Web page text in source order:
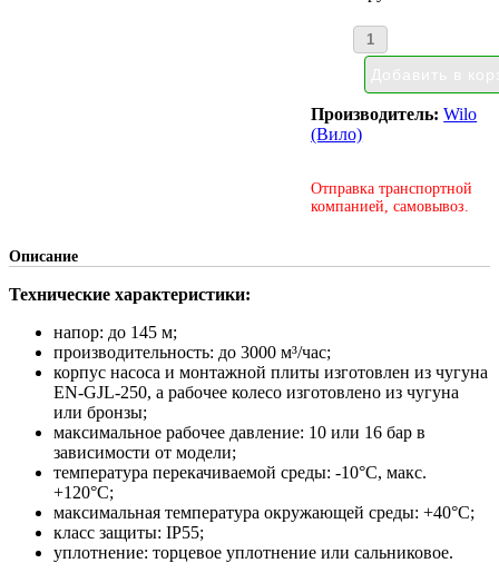
Производитель:Wilo
(Вило)
Отправка транспортной
компанией, самовывоз.
Описание
Технические характеристики:
напор: до 145 м;
производительность: до 3000 м³/час;
корпус насоса и монтажной плиты изготовлен из чугуна
EN-GJL-250, а рабочее колесо изготовлено из чугуна
или бронзы;
максимальное рабочее давление: 10 или 16 бар в
зависимости от модели;
температура перекачиваемой среды: -10°С, макс.
+120°С;
максимальная температура окружающей среды: +40°С;
класс защиты: IP55;
уплотнение: торцевое уплотнение или сальниковое.